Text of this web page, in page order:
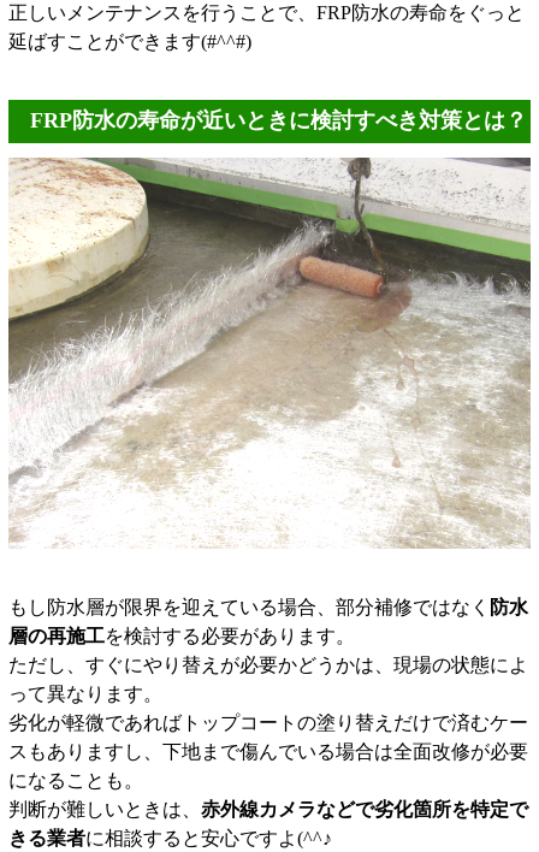
正しいメンテナンスを行うことで、FRP防水の寿命をぐっと
延ばすことができます(#^^#)
FRP防水の寿命が近いときに検討すべき対策とは？
もし防水層が限界を迎えている場合、部分補修ではなく 防水
層の再施工を検討する必要があります。
ただし、すぐにやり替えが必要かどうかは、現場の状態によ
って異なります。
劣化が軽微であればトップコートの塗り替えだけで済むケー
スもありますし、下地まで傷んでいる場合は全面改修が必要
になることも。
判断が難しいときは、 赤外線カメラなどで劣化箇所を特定で
きる業者に相談すると安心ですよ(^^♪